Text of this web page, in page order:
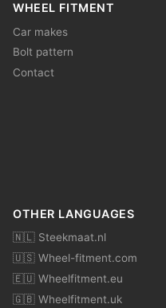
WHEEL FITMENT
Car makes
Bolt pattern
Contact
OTHER LANGUAGES
🇳🇱 Steekmaat.nl
🇺🇸 Wheel-fitment.com
🇪🇺 Wheelfitment.eu
🇬🇧 Wheelfitment.uk